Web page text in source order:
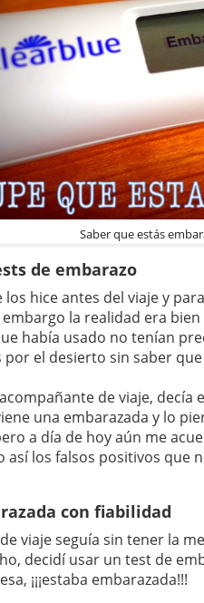
Saber que estás
de embarazo
hice antes del viaje y
la realidad era
había usado no tenían
el desierto sin saber
de viaje,
una embarazada y lo
a día de hoy aún me
así los falsos positivos que
con fiabilidad
viaje seguía sin tener la
decidí usar un test de
¡¡¡estaba embarazada!!!